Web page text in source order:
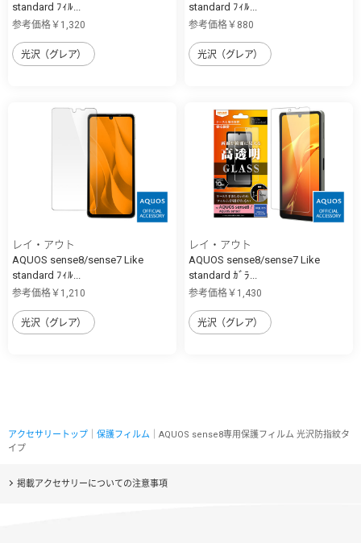
standard ﾌｨﾙ...
参考価格￥1,320
光沢（グレア）
standard ﾌｨﾙ...
参考価格￥880
光沢（グレア）
レイ・アウト
AQUOS sense8/sense7 Like
standard ﾌｨﾙ...
参考価格￥1,210
光沢（グレア）
レイ・アウト
AQUOS sense8/sense7 Like
standard ｶﾞﾗ...
参考価格￥1,430
光沢（グレア）
アクセサリートップ 保護フィルム ｜AQUOS sense8専用保護フィルム 光沢防指紋タ
イプ
掲載アクセサリーについての注意事項